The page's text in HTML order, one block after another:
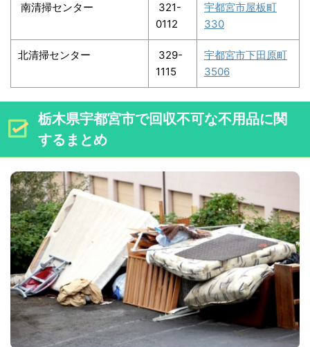
南清掃センター
321-
0112
宇都宮市屋板町
330
北清掃センター
329-
1115
宇都宮市下田原町
3506
栃木県宇都宮市で回収不可な不用品に関
するまとめ